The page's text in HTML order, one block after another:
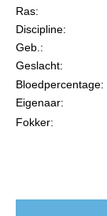
Statuten
Algemeen
Ras:
Discipline:
Geb.:
Geslacht:
Bloedpercentage:
Eigenaar:
Fokker: